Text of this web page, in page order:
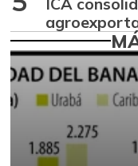
07/25/2026
07/25/2026
Arroz de
Arroz de